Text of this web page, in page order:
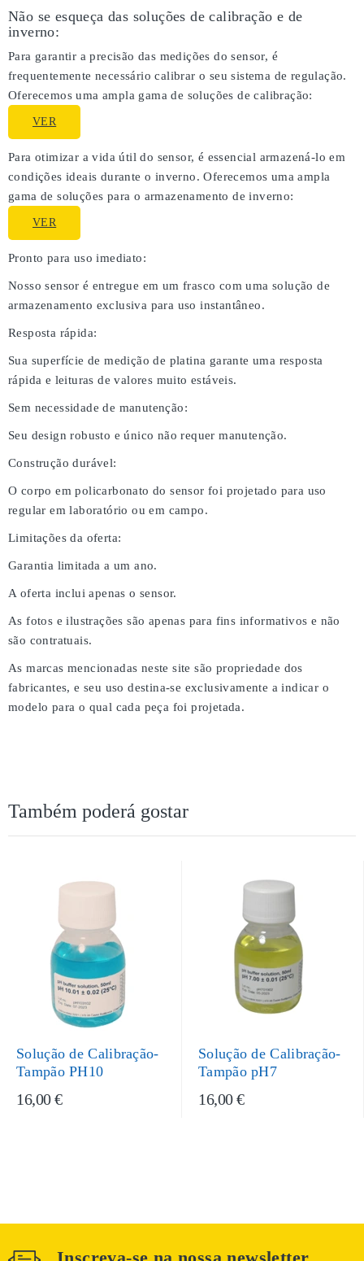
Não se esqueça das soluções de calibração e de
inverno:
Para garantir a precisão das medições do sensor, é
frequentemente necessário calibrar o seu sistema de regulação.
Oferecemos uma ampla gama de soluções de calibração:
VER
Para otimizar a vida útil do sensor, é essencial armazená-lo em
condições ideais durante o inverno. Oferecemos uma ampla
gama de soluções para o armazenamento de inverno:
VER
Pronto para uso imediato:
Nosso sensor é entregue em um frasco com uma solução de
armazenamento exclusiva para uso instantâneo.
Resposta rápida:
Sua superfície de medição de platina garante uma resposta
rápida e leituras de valores muito estáveis.
Sem necessidade de manutenção:
Seu design robusto e único não requer manutenção.
Construção durável:
O corpo em policarbonato do sensor foi projetado para uso
regular em laboratório ou em campo.
Limitações da oferta:
Garantia limitada a um ano.
A oferta inclui apenas o sensor.
As fotos e ilustrações são apenas para fins informativos e não
são contratuais.
As marcas mencionadas neste site são propriedade dos
fabricantes, e seu uso destina-se exclusivamente a indicar o
modelo para o qual cada peça foi projetada.
Também poderá gostar
Solução de Calibração-
Tampão PH10
16,00 €
Solução de Calibração-
Tampão pH7
16,00 €